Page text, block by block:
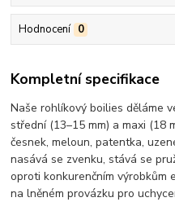
Hodnocení 0
Kompletní specifikace
Naše rohlíkový boilies děláme
střední (13–15 mm) a maxi (18
česnek, meloun, patentka,
nasává se zvenku, stává se
oproti konkurenčním výrobkům
na lněném provázku pro